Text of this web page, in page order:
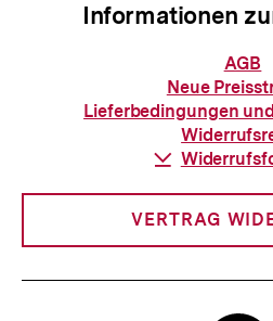
Informationen
zur
AGB
Neue
Lieferbedingungen
Download-
VERTRAG